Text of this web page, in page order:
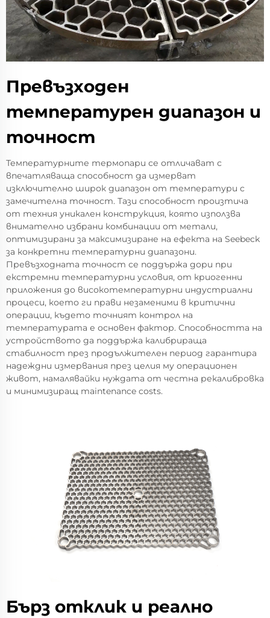
Превъзходен
температурен диапазон и
точност
Температурните термопари се отличават с
впечатляваща способност да измерват
изключително широк диапазон от температури с
замечителна точност. Тази способност произтича
от техния уникален конструкция, която използва
внимателно избрани комбинации от метали,
оптимизирани за максимизиране на ефекта на Seebeck
за конкретни температурни диапазони.
Превъзходната точност се поддържа дори при
екстремни температурни условия, от криогенни
приложения до високотемпературни индустриални
процеси, което ги прави незаменими в критични
операции, където точният контрол на
температурата е основен фактор. Способността на
устройството да поддържа калибрираща
стабилност през продължителен период гарантира
надеждни измервания през целия му операционен
живот, намалявайки нуждата от честна рекалибровка
и минимизиращ maintenance costs.
Бърз отклик и реално